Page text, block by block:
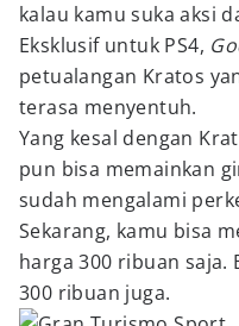
kalau kamu suka aksi
Eksklusif untuk PS4,
petualangan Kratos
terasa menyentuh.
Yang kesal dengan
pun bisa memainkan
sudah mengalami
Sekarang, kamu bisa
harga 300 ribuan saja.
300 ribuan juga.